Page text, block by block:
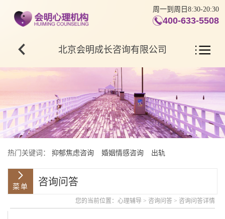
周一到周日8:30-20:30
400-633-5508
北京会明成长咨询有限公司
热门关键词： 抑郁焦虑咨询 婚姻情感咨询 出轨
咨询问答
您的当前位置： 心理辅导 > 咨询问答 > 咨询问答详情